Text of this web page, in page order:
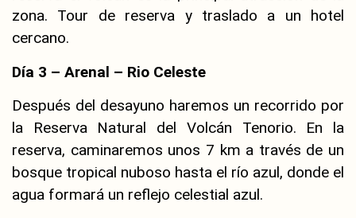
zona. Tour de reserva y traslado a un hotel
cercano.
Día 3 – Arenal – Rio Celeste
Después del desayuno haremos un recorrido por
la Reserva Natural del Volcán Tenorio. En la
reserva, caminaremos unos 7 km a través de un
bosque tropical nuboso hasta el río azul, donde el
agua formará un reflejo celestial azul.